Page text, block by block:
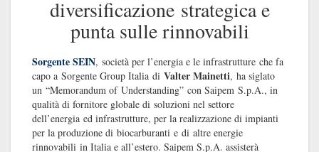
diversificazione strategica e
punta sulle rinnovabili
Sorgente SEIN, società per l’energia e le infrastrutture che fa
capo a Sorgente Group Italia di Valter Mainetti, ha siglato
un “Memorandum of Understanding” con Saipem S.p.A., in
qualità di fornitore globale di soluzioni nel settore
dell’energia ed infrastrutture, per la realizzazione di impianti
per la produzione di biocarburanti e di altre energie
rinnovabili in Italia e all’estero. Saipem S.p.A. assisterà